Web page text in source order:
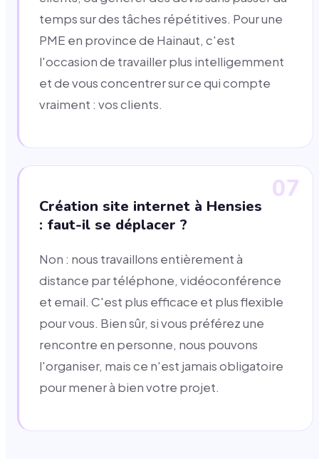
temps sur des tâches répétitives. Pour une
PME en province de Hainaut, c'est
l'occasion de travailler plus intelligemment
et de vous concentrer sur ce qui compte
vraiment : vos clients.
07
Création site internet à Hensies
: faut-il se déplacer ?
Non : nous travaillons entièrement à
distance par téléphone, vidéoconférence
et email. C'est plus efficace et plus flexible
pour vous. Bien sûr, si vous préférez une
rencontre en personne, nous pouvons
l'organiser, mais ce n'est jamais obligatoire
pour mener à bien votre projet.